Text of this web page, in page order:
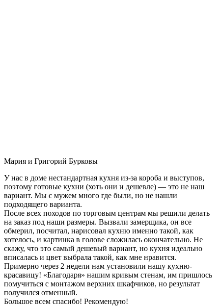
Мария и Григорий Бурковы
У нас в доме нестандартная кухня из-за короба и выступов,
поэтому готовые кухни (хоть они и дешевле) — это не наш
вариант. Мы с мужем много где были, но не нашли
подходящего варианта.
После всех походов по торговым центрам мы решили делать
на заказ под наши размеры. Вызвали замерщика, он все
обмерил, посчитал, нарисовал кухню именно такой, как
хотелось, и картинка в голове сложилась окончательно. Не
скажу, что это самый дешевый вариант, но кухня идеально
вписалась и цвет выбрала такой, как мне нравится.
Примерно через 2 недели нам установили нашу кухню-
красавицу! «Благодаря» нашим кривым стенам, им пришлось
помучиться с монтажом верхних шкафчиков, но результат
получился отменный.
Большое всем спасибо! Рекомендую!